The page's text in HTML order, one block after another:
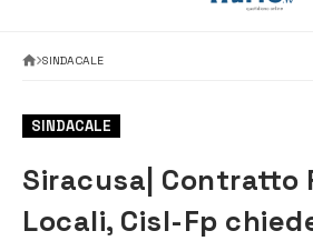
SINDACALE
SINDACALE
Siracusa| Contratto
Locali, Cisl-Fp